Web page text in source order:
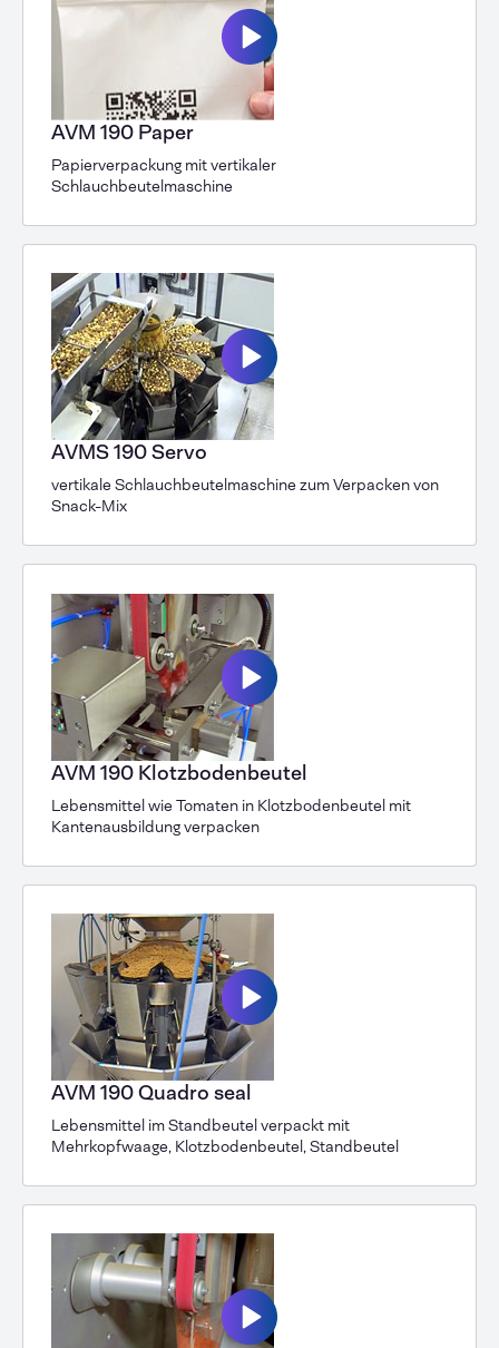
AVM 190 Paper
Papierverpackung mit vertikaler
Schlauchbeutelmaschine
AVMS 190 Servo
vertikale Schlauchbeutelmaschine zum Verpacken von
Snack-Mix
AVM 190 Klotzbodenbeutel
Lebensmittel wie Tomaten in Klotzbodenbeutel mit
Kantenausbildung verpacken
AVM 190 Quadro seal
Lebensmittel im Standbeutel verpackt mit
Mehrkopfwaage, Klotzbodenbeutel, Standbeutel